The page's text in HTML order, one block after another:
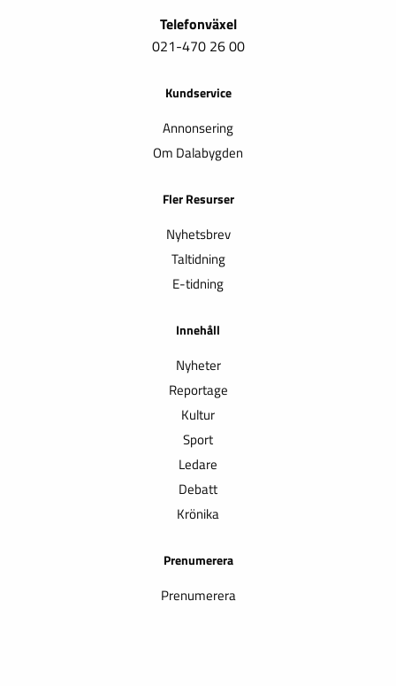
Telefonväxel
021-470 26 00
Kundservice
Annonsering
Om Dalabygden
Fler Resurser
Nyhetsbrev
Taltidning
E-tidning
Innehåll
Nyheter
Reportage
Kultur
Sport
Ledare
Debatt
Krönika
Prenumerera
Prenumerera